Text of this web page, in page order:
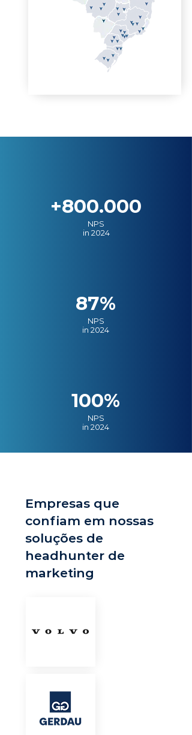
+800.000
NPS
in 2024
87%
NPS
in 2024
100%
NPS
in 2024
Empresas que
confiam em nossas
soluções de
headhunter de
marketing